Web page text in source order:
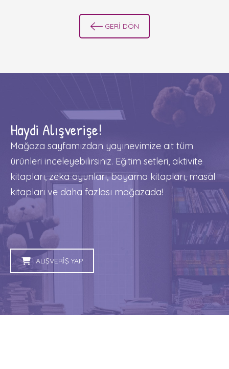
GERİ DÖN
Haydi Alışverişe!
Mağaza sayfamızdan yayınevimize ait tüm
ürünleri inceleyebilirsiniz. Eğitim setleri, aktivite
kitapları, zeka oyunları, boyama kitapları, masal
kitapları ve daha fazlası mağazada!
ALIŞVERİŞ YAP